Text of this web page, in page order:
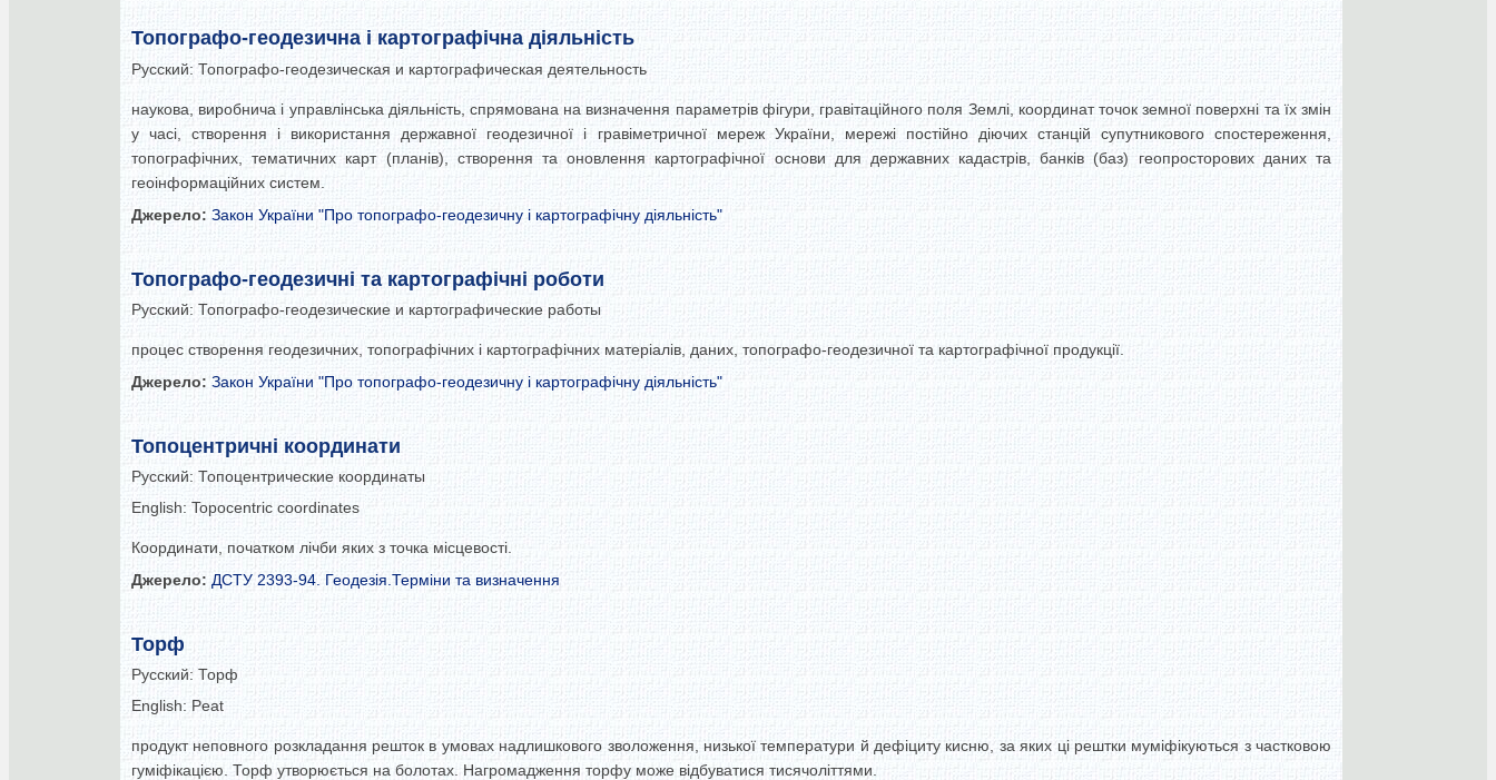
Топографо-геодезична і картографічна діяльність
Русский: Топографо-геодезическая и картографическая деятельность
наукова, виробнича і управлінська діяльність, спрямована на визначення параметрів фігури, гравітаційного поля Землі, координат точок земної поверхні та їх змін
у часі, створення і використання державної геодезичної і гравіметричної мереж України, мережі постійно діючих станцій супутникового спостереження,
топографічних, тематичних карт (планів), створення та оновлення картографічної основи для державних кадастрів, банків (баз) геопросторових даних та
геоінформаційних систем.
Джерело: Закон України "Про топографо-геодезичну і картографічну діяльність"
Топографо-геодезичні та картографічні роботи
Русский: Топографо-геодезические и картографические работы
процес створення геодезичних, топографічних і картографічних матеріалів, даних, топографо-геодезичної та картографічної продукції.
Джерело: Закон України "Про топографо-геодезичну і картографічну діяльність"
Топоцентричні координати
Русский: Топоцентрические координаты
English: Topocentric coordinates
Координати, початком лічби яких з точка місцевості.
Джерело: ДСТУ 2393-94. Геодезія.Терміни та визначення
Торф
Русский: Торф
English: Peat
продукт неповного розкладання решток в умовах надлишкового зволоження, низької температури й дефіциту кисню, за яких ці рештки муміфікуються з частковою
гуміфікацією. Торф утворюється на болотах. Нагромадження торфу може відбуватися тисячоліттями.